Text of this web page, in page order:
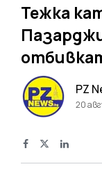
Тежка
PZ
20